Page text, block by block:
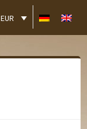
EUR